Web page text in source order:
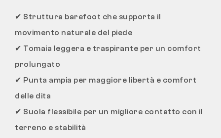
✔ Struttura barefoot che supporta il
movimento naturale del piede
✔ Tomaia leggera e traspirante per un comfort
prolungato
✔ Punta ampia per maggiore libertà e comfort
delle dita
✔ Suola flessibile per un migliore contatto con il
terreno e stabilità